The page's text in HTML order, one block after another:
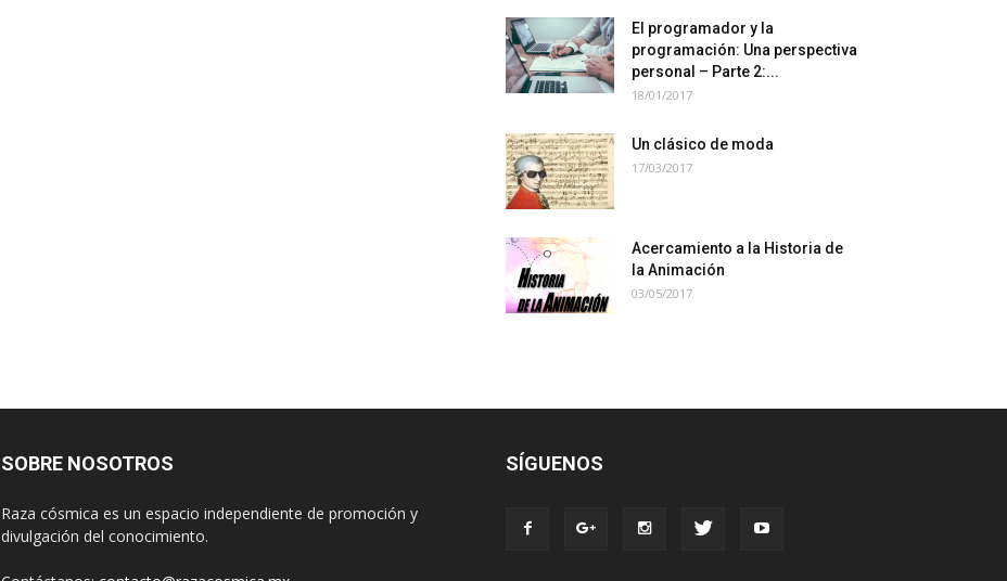
El programador y la
programación: Una perspectiva
personal – Parte 2:...
18/01/2017
Un clásico de moda
17/03/2017
Acercamiento a la Historia de
la Animación
03/05/2017
SOBRE NOSOTROS
Raza cósmica es un espacio independiente de promoción y
divulgación del conocimiento.
SÍGUENOS